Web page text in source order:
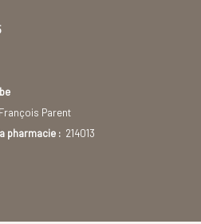
Parent
pharmacie :214013